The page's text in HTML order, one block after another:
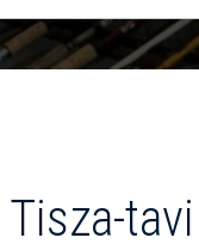
Tisza-